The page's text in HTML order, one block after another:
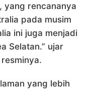
yang rencananya
pada musim
ini juga menjadi
Selatan.” ujar
yang lebih